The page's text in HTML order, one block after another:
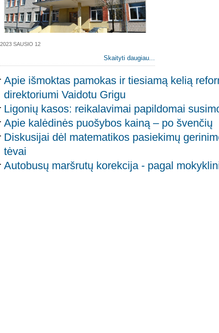
2023 SAUSIO 12
Skaityti daugiau...
Apie išmoktas pamokas ir tiesiamą kelią
direktoriumi Vaidotu Grigu
Ligonių kasos: reikalavimai papildomai
Apie kalėdinės puošybos kainą – po švenčių
Diskusijai dėl matematikos pasiekimų
tėvai
Autobusų maršrutų korekcija - pagal